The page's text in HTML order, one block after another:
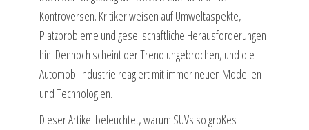
Kontroversen. Kritiker weisen auf Umweltaspekte,
Platzprobleme und gesellschaftliche Herausforderungen
hin. Dennoch scheint der Trend ungebrochen, und die
Automobilindustrie reagiert mit immer neuen Modellen
und Technologien.
Dieser Artikel beleuchtet, warum SUVs so großes